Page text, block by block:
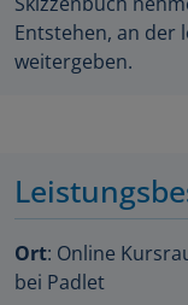
Entstehen, an der
weitergeben.
Ort: Online
bei Padlet